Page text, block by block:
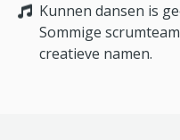
Kunnen dansen is
Sommige
creatieve namen.